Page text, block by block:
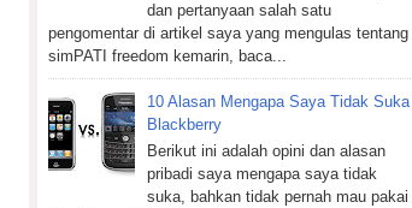
dan pertanyaan salah satu
pengomentar di artikel saya yang mengulas tentang
simPATI freedom kemarin, baca...
10 Alasan Mengapa Saya Tidak Suka
Blackberry
Berikut ini adalah opini dan alasan
pribadi saya mengapa saya tidak
suka, bahkan tidak pernah mau pakai